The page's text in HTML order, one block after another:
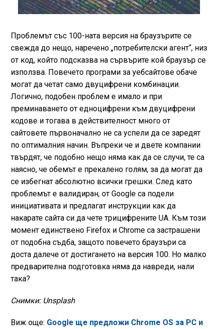
Проблемът със 100-ната версия на браузърите се
свежда до нещо, наречено „потребителски агент“, низ
от код, който подсказва на сървърите кой браузър се
използва. Повечето програми за уебсайтове обаче
могат да четат само двуцифрени комбинации.
Логично, подобен проблем е имало и при
преминаването от едноцифрени към двуцифрени
кодове и тогава в действителност много от
сайтовете първоначално не са успели да се заредят
по оптималния начин. Въпреки че и двете компании
твърдят, че подобно нещо няма как да се случи, те са
наясно, че обемът е прекалено голям, за да могат да
се избегнат абсолютно всички грешки. След като
проблемът е валидиран, от Google са подели
инициативата и предлагат инструкции как да
накарате сайта си да чете трицифрените UA. Към този
момент единствено Firefox и Chrome са застрашени
от подобна съдба, защото повечето браузъри са
доста далече от достигането на версия 100. Но малко
предварителна подготовка няма да навреди, нали
така?
Снимки: Unsplash
Виж още: Google ще предложи Chrome OS за PC и